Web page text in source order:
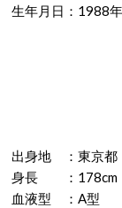
生年月日：1988
出身地 ：東京都
身長 ：178cm
血液型 ：A型